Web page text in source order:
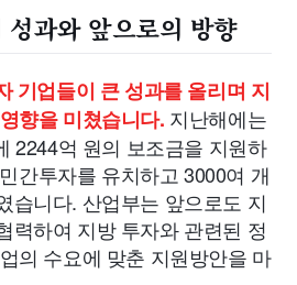
과와 앞으로의 방향
기업들이 큰 성과를 올리며 지
향을 미쳤습니다. 지난해에는
2244억 원의 보조금을 지원하
간투자를 유치하고 3000여 개
습니다. 산업부는 앞으로도 지
력하여 지방 투자와 관련된 정
의 수요에 맞춘 지원방안을 마